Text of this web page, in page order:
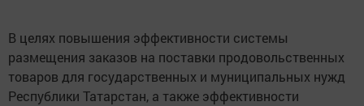
В целях повышения эффективности системы
размещения заказов на поставки продовольственных
товаров для государственных и муниципальных нужд
Республики Татарстан, а также эффективности